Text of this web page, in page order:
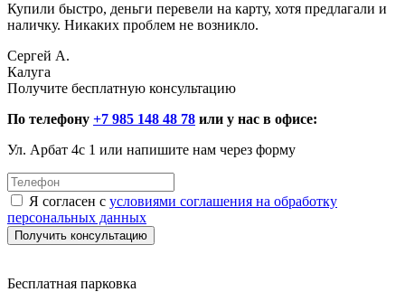
Купили быстро, деньги перевели на карту, хотя предлагали и
наличку. Никаких проблем не возникло.
Сергей А.
Калуга
Получите бесплатную консультацию
По телефону +7 985 148 48 78 или у нас в офисе:
Ул. Арбат 4с 1 или напишите нам через форму
Я согласен с условиями соглашения на обработку
персональных данных
Получить консультацию
Бесплатная парковка